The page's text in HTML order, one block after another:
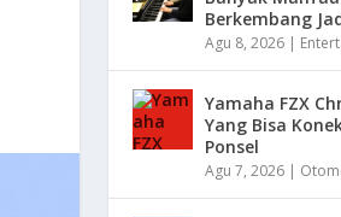
Berkembang
Agu 8, 2026 |
Yamaha FZX
Yang Bisa
Ponsel
Agu 7, 2026 |